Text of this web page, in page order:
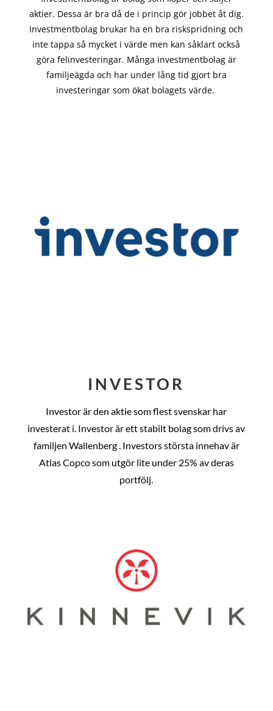
aktier. Dessa är bra då de i princip görjobbet åt dig.
Investmentbolag brukar ha en bra riskspridning och
inte tappa så mycket i värde men kan såklart också
göra felinvesteringar. Många investmentbolag är
familjeägda och har under lång tid gjort bra
investeringar som ökat bolagets värde.
INVESTOR
Investor är den aktie som flest svenskar har
investerat i. Investor är ett stabilt bolag som drivs av
familjen Wallenberg . Investors största innehav är
Atlas Copco som utgör lite under 25% av deras
portfölj.